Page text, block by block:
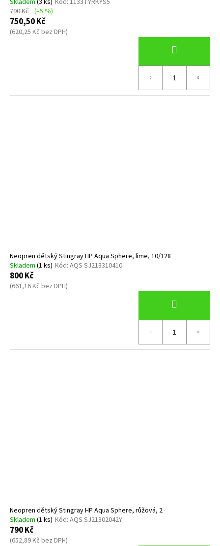
Skladem (3 ks) Kód: 1133TYRKYS5
790 Kč (–5 %)
750,50 Kč
(620,25 Kč bez DPH)
Neopren dětský Stingray HP Aqua Sphere, lime, 10/128
Skladem (1 ks) Kód: AQS SJ213310410
800 Kč
(661,16 Kč bez DPH)
Neopren dětský Stingray HP Aqua Sphere, růžová, 2
Skladem (1 ks) Kód: AQS SJ21302042Y
790 Kč
(652,89 Kč bez DPH)